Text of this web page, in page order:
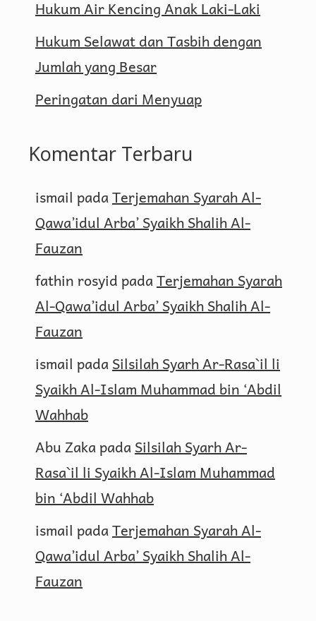
Hukum Air Kencing Anak Laki-Laki
Hukum Selawat dan Tasbih dengan
Jumlah yang Besar
Peringatan dari Menyuap
Komentar Terbaru
ismail padaTerjemahan Syarah Al-
Qawa’idul Arba’ Syaikh Shalih Al-
Fauzan
fathin rosyid padaTerjemahan Syarah
Al-Qawa’idul Arba’ Syaikh Shalih Al-
Fauzan
ismail padaSilsilah Syarh Ar-Rasa`il li
Syaikh Al-Islam Muhammad bin ‘Abdil
Wahhab
Abu ZakapadaSilsilah Syarh Ar-
Rasa`il li Syaikh Al-Islam Muhammad
bin ‘Abdil Wahhab
ismail padaTerjemahan Syarah Al-
Qawa’idul Arba’ Syaikh Shalih Al-
Fauzan